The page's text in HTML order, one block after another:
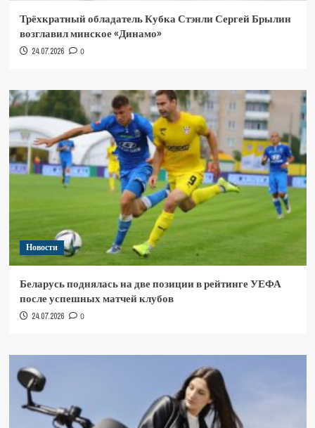
Трёхкратный обладатель Кубка Стэнли Сергей Брылин
возглавил минское «Динамо»
24.07.2026 0
Новости
Беларусь поднялась на две позиции в рейтинге УЕФА
после успешных матчей клубов
24.07.2026 0